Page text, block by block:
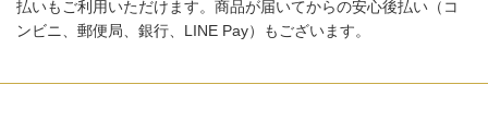
払いもご利用いただけます。商品が届いてからの安心後払い（コ
ンビニ、郵便局、銀行、LINE Pay）もございます。